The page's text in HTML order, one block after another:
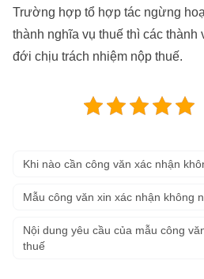
Trường hợp tổ hợp tác ngừng
thành nghĩa vụ thuế thì các thành
đới chịu trách nhiệm nộp thuế.
Khi nào cần công văn xác nhận
Mẫu công văn xin xác nhận không
Nội dung yêu cầu của mẫu công
thuế